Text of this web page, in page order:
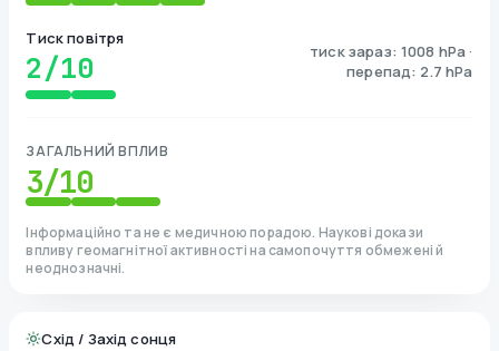
Тиск повітря
2/10
тиск зараз: 1008 hPa ·
перепад: 2.7 hPa
ЗАГАЛЬНИЙ ВПЛИВ
3/10
Інформаційно та не є медичною порадою. Наукові докази
впливу геомагнітної активності на самопочуття обмежені й
неоднозначні.
Схід / Захід сонця